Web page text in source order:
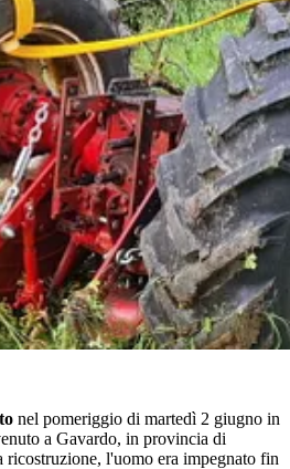
nel pomeriggio di martedì 2 giugno in
a Gavardo, in provincia di
ricostruzione, l'uomo era impegnato fin